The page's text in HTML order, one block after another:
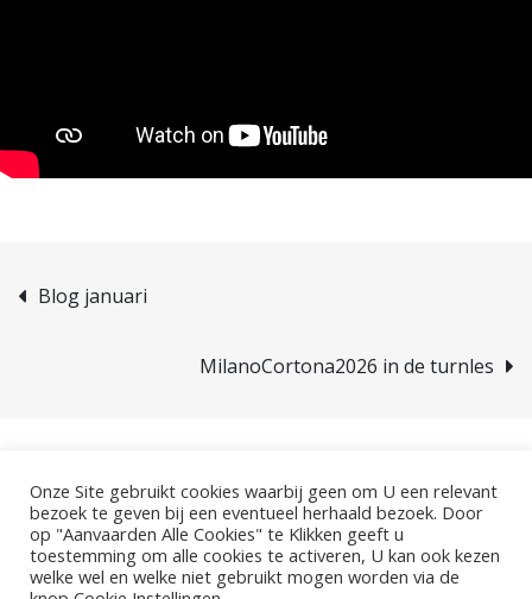
Blog januari
MilanoCortona2026 in de turnles
©2026 - Gemeentelijke Basisschool De Pinte.
Polderbos 1, 9840 De Pinte
Onze Site gebruikt cookies waarbij geen om U een relevant
bezoek te geven bij een eventueel herhaald bezoek. Door
op "Aanvaarden Alle Cookies" te Klikken geeft u
toestemming om alle cookies te activeren, U kan ook kezen
welke wel en welke niet gebruikt mogen worden via de